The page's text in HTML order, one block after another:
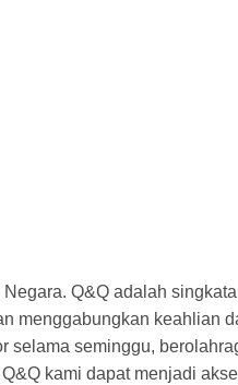
Q&Q adalah
menggabungkan keahlian
selama seminggu,
kami dapat menjadi